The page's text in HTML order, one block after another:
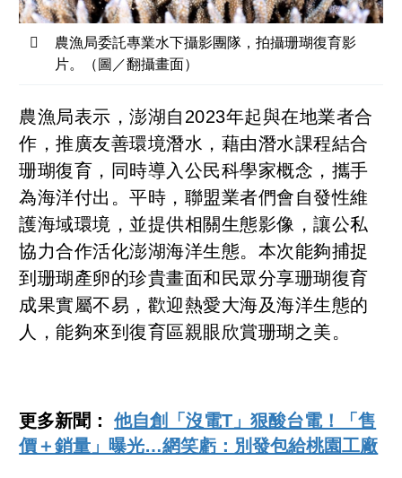
農漁局委託專業水下攝影團隊，拍攝珊瑚復育影
片。（圖／翻攝畫面）
農漁局表示，澎湖自2023年起與在地業者合
作，推廣友善環境潛水，藉由潛水課程結合
珊瑚復育，同時導入公民科學家概念，攜手
為海洋付出。平時，聯盟業者們會自發性維
護海域環境，並提供相關生態影像，讓公私
協力合作活化澎湖海洋生態。本次能夠捕捉
到珊瑚產卵的珍貴畫面和民眾分享珊瑚復育
成果實屬不易，歡迎熱愛大海及海洋生態的
人，能夠來到復育區親眼欣賞珊瑚之美。
更多新聞：他自創「沒電T」狠酸台電！「售
價＋銷量」曝光…網笑虧：別發包給桃園工廠